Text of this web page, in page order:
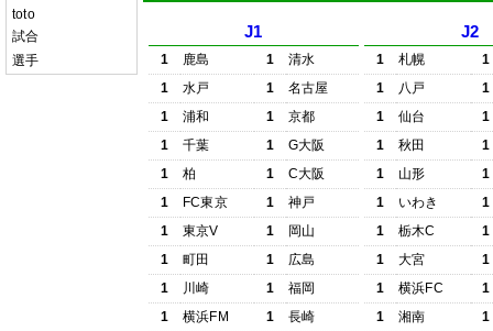
toto
試合
選手
J1
1 鹿島 1
清水
1
水戸 1
名古屋
1
浦和 1
京都
1
千葉 1
G大阪
1
柏 1
C大阪
1
FC東京 1
神戸
1
東京V 1
岡山
1
町田 1
広島
1
川崎 1
福岡
1
横浜FM 1 長崎
J2
1 札幌
1
1
八戸
1
1
仙台
1
1
秋田
1
1
山形
1
1
いわき
1
1
栃木C
1
1
大宮
1
1
横浜FC
1
1
湘南 1